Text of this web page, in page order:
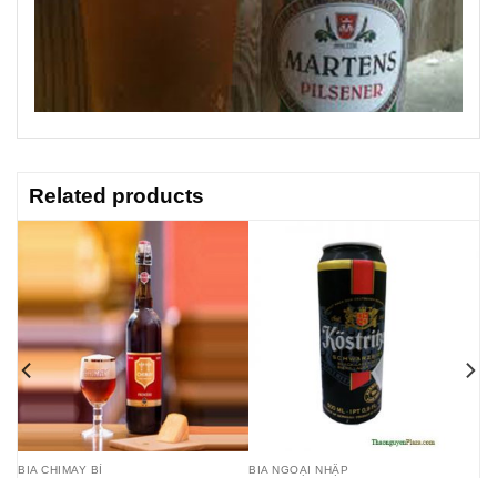
Related products
BIA CHIMAY BỈ BIA NGOẠI NHẬP